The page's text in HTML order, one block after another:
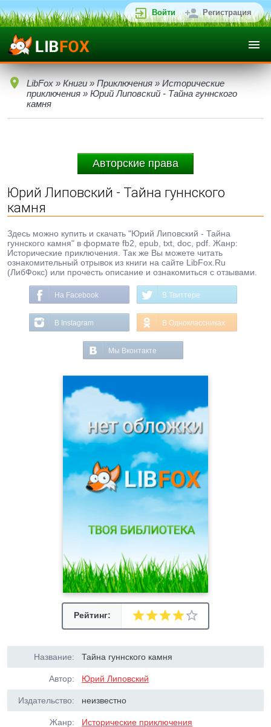
Войти Регистрация
LibFox » Книги » Приключения » Исторические
приключения » Юрий Липовский - Тайна гуннского
камня
Авторские права
Юрий Липовский - Тайна гуннского
камня
Здесь можно купить и скачать "Юрий Липовский - Тайна
гуннского камня" в формате fb2, epub, txt, doc, pdf. Жанр:
Исторические приключения. Так же Вы можете читать
ознакомительный отрывок из книги на сайте LibFox.Ru
(ЛибФокс) или прочесть описание и ознакомиться с отзывами.
На Facebook В Твиттере
В Instagram В Одноклассниках
Мы Вконтакте
Рейтинг:
Название: Тайна гуннского камня
Автор: Юрий Липовский
Издательство: неизвестно
Жанр: Исторические приключения